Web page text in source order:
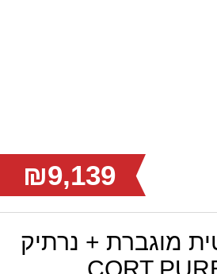
₪9,139
מוגברת + נרתיק
CORT